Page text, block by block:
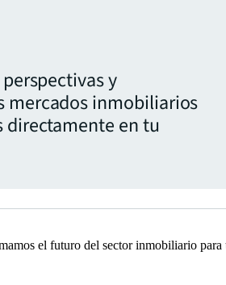
y
mercados inmobiliarios
directamente en tu
el futuro del sector inmobiliario